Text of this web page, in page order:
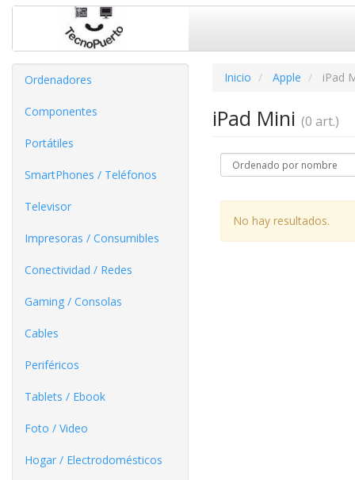
Ordenadores
Componentes
Portátiles
SmartPhones / Teléfonos
Televisor
Impresoras / Consumibles
Conectividad / Redes
Gaming / Consolas
Cables
Periféricos
Tablets / Ebook
Foto / Video
Hogar / Electrodomésticos
Inicio Apple iPad
iPad Mini (0 art.)
No hay resultados.